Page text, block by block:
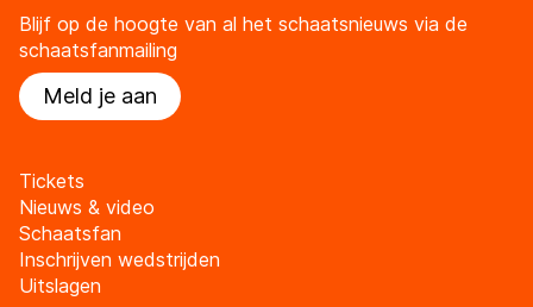
Blijf op de hoogte van al het schaatsnieuws via de
schaatsfanmailing
Meld je aan
Tickets
Nieuws & video
Schaatsfan
Inschrijven wedstrijden
Uitslagen